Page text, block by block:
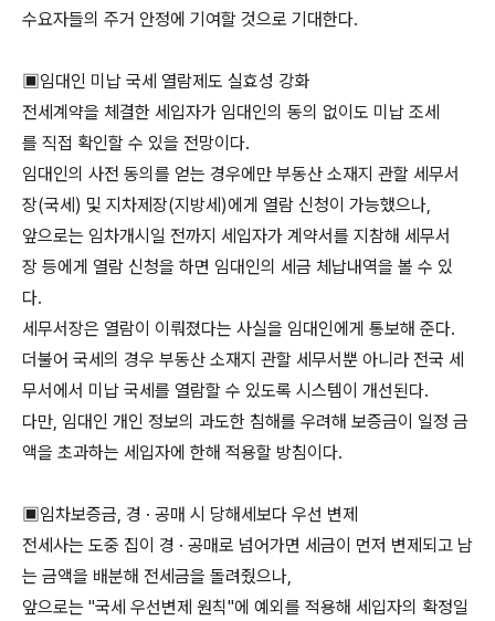
수요자들의 주거 안정에 기여할 것으로 기대한다.
▣임대인 미납 국세 열람제도 실효성 강화
전세계약을 체결한 세입자가 임대인의 동의 없이도 미납 조세
를 직접 확인할 수 있을 전망이다.
임대인의 사전 동의를 얻는 경우에만 부동산 소재지 관할 세무서
장(국세) 및 지차제장(지방세)에게 열람 신청이 가능했으나,
앞으로는 임차개시일 전까지 세입자가 계약서를 지참해 세무서
장 등에게 열람 신청을 하면 임대인의 세금 체납내역을 볼 수 있
다.
세무서장은 열람이 이뤄졌다는 사실을 임대인에게 통보해 준다.
더불어 국세의 경우 부동산 소재지 관할 세무서뿐 아니라 전국 세
무서에서 미납 국세를 열람할 수 있도록 시스템이 개선된다.
다만, 임대인 개인 정보의 과도한 침해를 우려해 보증금이 일정 금
액을 초과하는 세입자에 한해 적용할 방침이다.
▣임차보증금, 경 · 공매 시 당해세보다 우선 변제
전세사는 도중 집이 경 · 공매로 넘어가면 세금이 먼저 변제되고 남
는 금액을 배분해 전세금을 돌려줬으나,
앞으로는 "국세 우선변제 원칙"에 예외를 적용해 세입자의 확정일